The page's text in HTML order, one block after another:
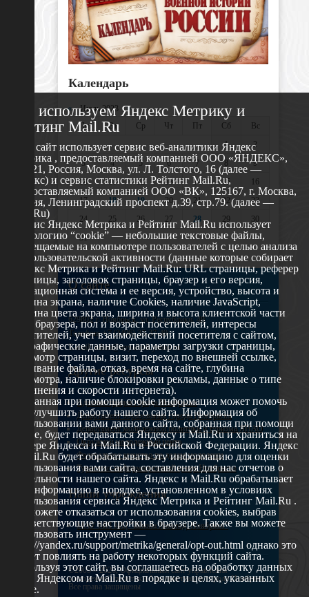
Календарь
«Июль 2023»
Пн
Вт Ср Чт Пт Сб
Вс
1
2
3
4 5 6 7 8
9
10
11 12 13 14 15
16
17
18 19 20 21 22
23
24
25 26 27 28 29
30
31
О сайте
629802 г. Ноябрьск, ул. Республики, 49
Телефон: +7 (3496) 35-37-49
E-mail: udsm@noyabrsk.yanao.ru
Другие ресурсы
Администрация города Ноябрьска
Департамент образования города Ноябрьска
Департамент молодежной политики и туризма ЯНАО
Окружной молодежный центр
Федеральное агенство по делам молодежи
Туристско-информационный центр Ноябрьска
Наши учреждения
МАУ МП МЦ "Школа Ямолод. Ноябрьск"
©2005 – 2026, Официальный сайт управления
молодежной политики Администрации города Ноябрьск
Все права защищены
Мы используем Яндекс Метрику и
Рейтинг Mail.Ru
Этот сайт использует сервис веб-аналитики Яндекс
Метрика , предоставляемый компанией ООО «ЯНДЕКС»,
119021, Россия, Москва, ул. Л. Толстого, 16 (далее —
Яндекс) и сервис статистики Рейтинг Mail.Ru,
предоставляемый компанией ООО «ВК», 125167, г. Москва,
Россия, Ленинградский проспект д.39, стр.79. (далее —
Mail.Ru)
Сервис Яндекс Метрика и Рейтинг Mail.Ru использует
технологию “cookie” — небольшие текстовые файлы,
размещаемые на компьютере пользователей с целью анализа
их пользовательской активности (данные которые собирает
Яндекс Метрика и Рейтинг Mail.Ru: URL страницы, реферер
страницы, заголовок страницы, браузер и его версия,
операционная система и ее версия, устройство, высота и
ширина экрана, наличие Cookies, наличие JavaScript,
глубина цвета экрана, ширина и высота клиентской части
окна браузера, пол и возраст посетителей, интересы
посетителей, учет взаимодействий посетителя с сайтом,
географические данные, параметры загрузки страницы,
просмотр страницы, визит, переход по внешней ссылке,
cкачивание файла, отказ, время на сайте, глубина
просмотра, наличие блокировки рекламы, данные о типе
соединения и скорости интернета).
Собранная при помощи cookie информация может помочь
нам улучшить работу нашего сайта. Информация об
использовании вами данного сайта, собранная при помощи
cookie, будет передаваться Яндексу и Mail.Ru и храниться на
сервере Яндекса и Mail.Ru в Российской Федерации. Яндекс
и Mail.Ru будет обрабатывать эту информацию для оценки
использования вами сайта, составления для нас отчетов о
деятельности нашего сайта. Яндекс и Mail.Ru обрабатывает
эту информацию в порядке, установленном в условиях
использования сервиса Яндекс Метрика и Рейтинг Mail.Ru .
Вы можете отказаться от использования cookies, выбрав
соответствующие настройки в браузере. Также вы можете
использовать инструмент —
https://yandex.ru/support/metrika/general/opt-out.html однако это
может повлиять на работу некоторых функций сайта.
Используя этот сайт, вы соглашаетесь на обработку данных
о вас Яндексом и Mail.Ru в порядке и целях, указанных
выше.